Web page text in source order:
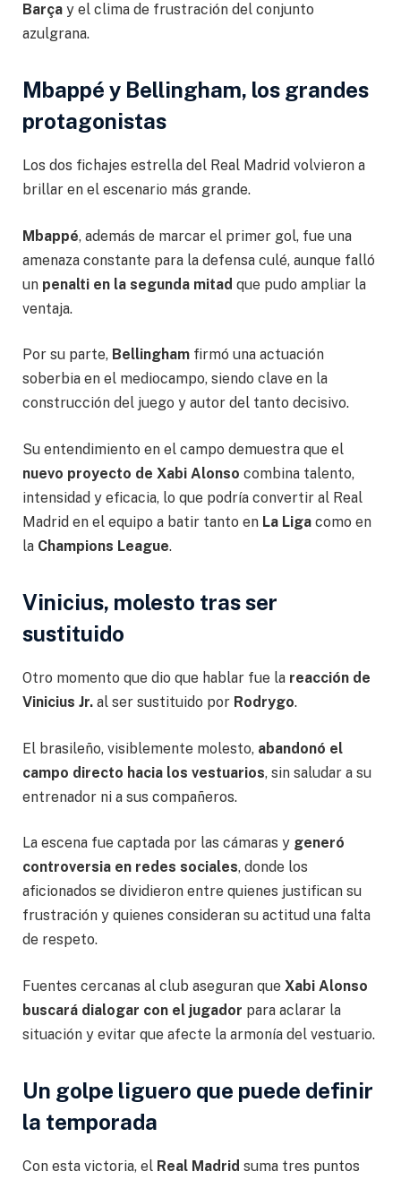
Barça y el clima de frustración del conjunto
azulgrana.
Mbappé y Bellingham, los grandes
protagonistas
Los dos fichajes estrella del Real Madrid volvieron a
brillar en el escenario más grande.
Mbappé, además de marcar el primer gol, fue una
amenaza constante para la defensa culé, aunque falló
un penalti en la segunda mitad que pudo ampliar la
ventaja.
Por su parte, Bellingham firmó una actuación
soberbia en el mediocampo, siendo clave en la
construcción del juego y autor del tanto decisivo.
Su entendimiento en el campo demuestra que el
nuevo proyecto de Xabi Alonso combina talento,
intensidad y eficacia, lo que podría convertir al Real
Madrid en el equipo a batir tanto en La Liga como en
la Champions League.
Vinicius, molesto tras ser
sustituido
Otro momento que dio que hablar fue la reacción de
Vinicius Jr. al ser sustituido por Rodrygo.
El brasileño, visiblemente molesto, abandonó el
campo directo hacia los vestuarios, sin saludar a su
entrenador ni a sus compañeros.
La escena fue captada por las cámaras y generó
controversia en redes sociales, donde los
aficionados se dividieron entre quienes justifican su
frustración y quienes consideran su actitud una falta
de respeto.
Fuentes cercanas al club aseguran que Xabi Alonso
buscará dialogar con el jugador para aclarar la
situación y evitar que afecte la armonía del vestuario.
Un golpe liguero que puede definir
la temporada
Con esta victoria, el Real Madrid suma tres puntos